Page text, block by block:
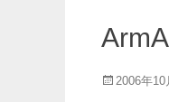
投 2006年10